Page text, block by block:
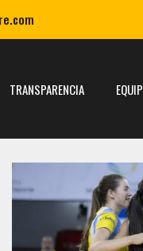
TRANSPARENCIA